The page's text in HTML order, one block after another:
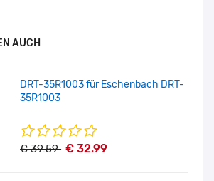
AUCH
DRT-35R1003 für Eschenbach DRT-
35R1003
€ 39.59 € 32.99